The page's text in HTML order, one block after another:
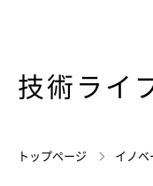
技術ライ
トップページ イノベ